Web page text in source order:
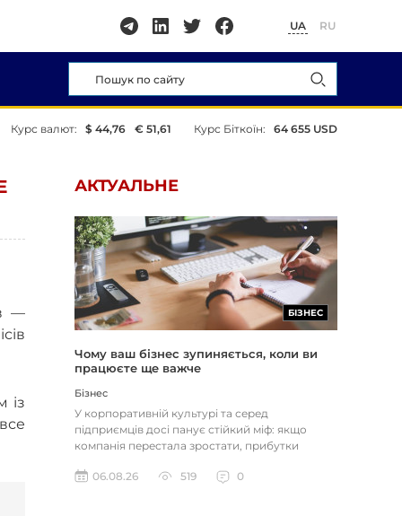
UA RU
Курс валют: $ 44,76 € 51,61 Курс Біткоїн: 64 655 USD
—
із
АКТУАЛЬНЕ
БІЗНЕС
Чому ваш бізнес зупиняється, коли ви
працюєте ще важче
Бізнес
У корпоративній культурі та серед
підприємців досі панує стійкий міф: якщо
компанія перестала зростати, прибутки
06.08.26
519 0